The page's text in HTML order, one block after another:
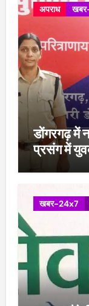
अपराध
डोंगरगढ़ में
प्रसंग में
खबर-24x7